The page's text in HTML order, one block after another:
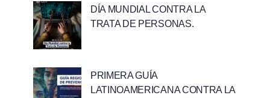
DÍA MUNDIAL CONTRA LA
TRATA DE PERSONAS.
PRIMERA GUÍA
LATINOAMERICANA CONTRA LA